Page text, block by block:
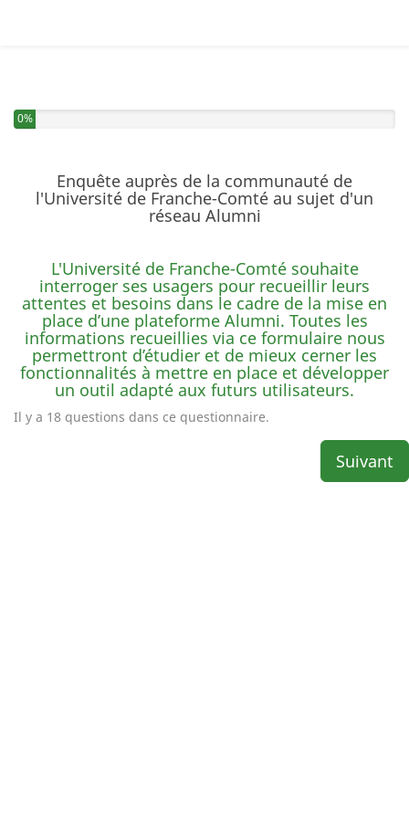
Vous avez complété 0% de ce questionnaire.
0%
Enquête auprès de la communauté de
l'Université de Franche-Comté au sujet d'un
réseau Alumni
L'Université de Franche-Comté souhaite
interroger ses usagers pour recueillir leurs
attentes et besoins dans le cadre de la mise en
place d’une plateforme Alumni. Toutes les
informations recueillies via ce formulaire nous
permettront d’étudier et de mieux cerner les
fonctionnalités à mettre en place et développer
un outil adapté aux futurs utilisateurs.
Il y a 18 questions dans ce questionnaire.
Suivant